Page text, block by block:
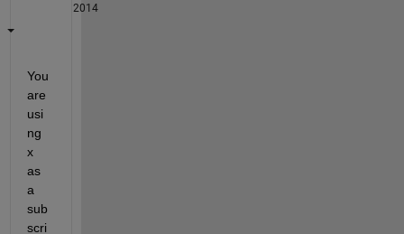
2014
You
are
usi
ng
x
as
a
sub
scri